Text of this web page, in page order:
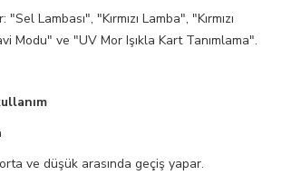
Lambası", "Kırmızı Lamba", "Kırmızı
Modu" ve "UV Mor Işıkla Kart Tanımlama".
ve düşük arasında geçiş yapar.